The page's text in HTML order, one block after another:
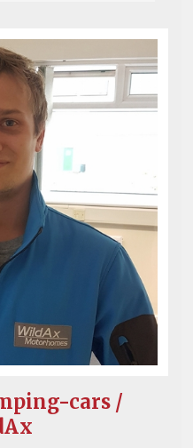
cars /